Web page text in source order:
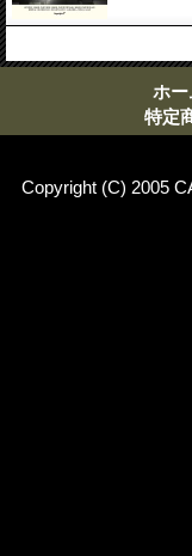
ホー
特定
Copyright (C) 2005